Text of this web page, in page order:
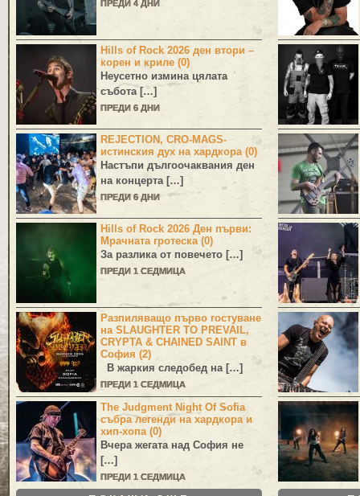
ПРЕДИ 4 ДНИ
Hills of Rock 2026 ден втори –
корен и криле (0)
Неусетно измина цялата
събота […]
ПРЕДИ 6 ДНИ
REJECTION, CRO-MAGS-
истинския дух на хардкора (0)
Настъпи дългоочаквания ден
на концерта […]
ПРЕДИ 6 ДНИ
Hills of Rock 2026 Ден първи:
Мрачната гротеска (0)
За разлика от повечето […]
ПРЕДИ 1 СЕДМИЦА
Разпиляващо първо гостуване
на SLAUGHTER TO PREVAIL,
CRYPTA & CHAINED SAINT в
София (2)
В жаркия следобед на […]
ПРЕДИ 1 СЕДМИЦА
The Judgment Night Of Sofia
събра легенди на хардкора и
хип-хопа (0)
Вчера жегата над София не
[…]
ПРЕДИ 1 СЕДМИЦА